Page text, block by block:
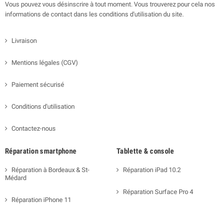
Vous pouvez vous désinscrire à tout moment. Vous trouverez pour cela nos
informations de contact dans les conditions d'utilisation du site.
Livraison
Mentions légales (CGV)
Paiement sécurisé
Conditions d'utilisation
Contactez-nous
Réparation smartphone
Réparation à Bordeaux & St-
Médard
Réparation iPhone 11
Tablette & console
Réparation iPad 10.2
Réparation Surface Pro 4